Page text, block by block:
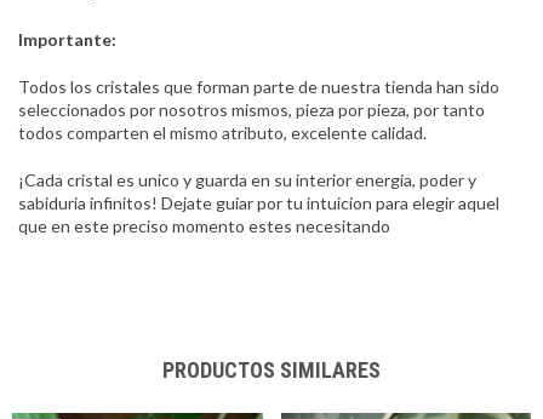
Importante:
Todos los cristales que forman parte de nuestra tienda han sido
seleccionados por nosotros mismos, pieza por pieza, por tanto
todos comparten el mismo atributo, excelente calidad.
¡Cada cristal es unico y guarda en su interior energia, poder y
sabiduria infinitos! Dejate guiar por tu intuicion para elegir aquel
que en este preciso momento estes necesitando
PRODUCTOS SIMILARES